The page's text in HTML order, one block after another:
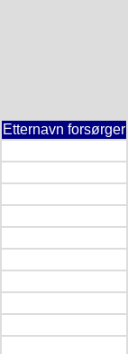
Etternavn forsørger